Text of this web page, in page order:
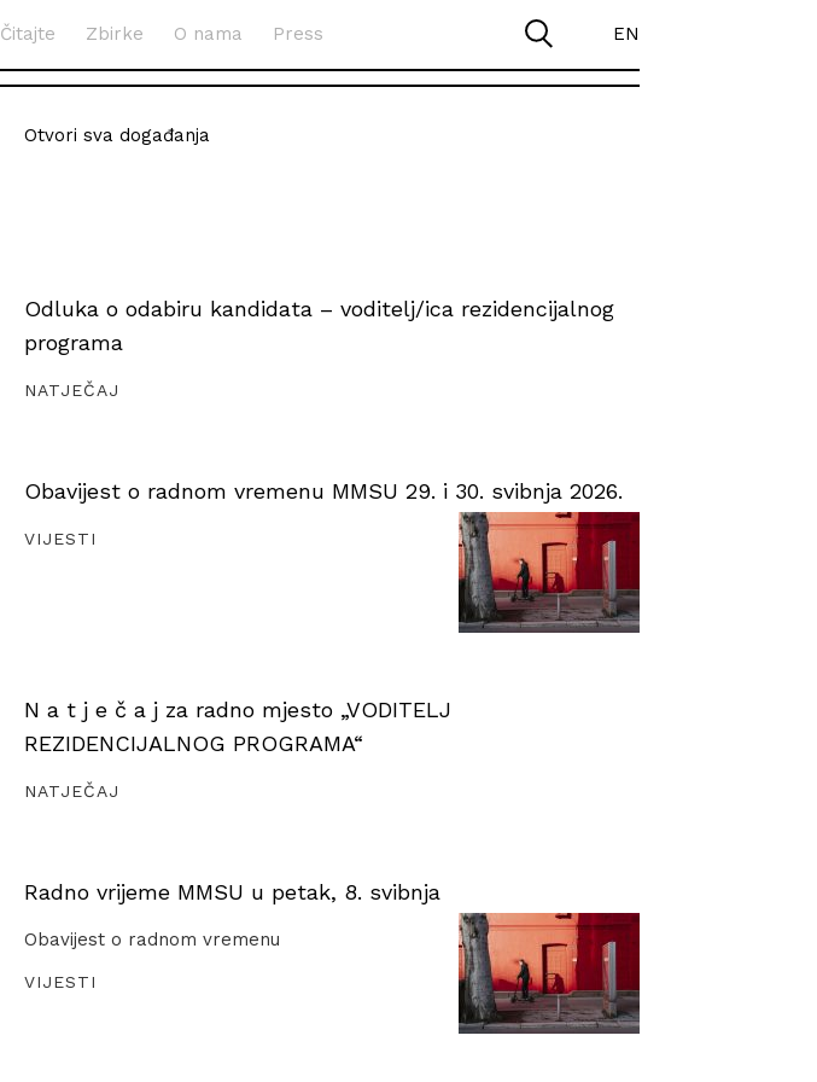
Čitajte Zbirke O nama Press EN
Otvori sva događanja
Odluka o odabiru kandidata – voditelj/ica rezidencijalnog
programa
NATJEČAJ
Obavijest o radnom vremenu MMSU 29. i 30. svibnja 2026.
VIJESTI
N a t j e č a j za radno mjesto „VODITELJ
REZIDENCIJALNOG PROGRAMA“
NATJEČAJ
Radno vrijeme MMSU u petak, 8. svibnja
Obavijest o radnom vremenu
VIJESTI